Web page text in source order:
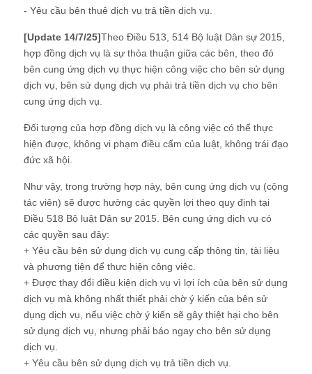
- Yêu cầu bên thuê dịch vụ trả tiền dịch vụ.
[Update 14/7/25]Theo Điều 513, 514 Bộ luật Dân sự 2015,
hợp đồng dịch vụ là sự thỏa thuận giữa các bên, theo đó
bên cung ứng dịch vụ thực hiện công việc cho bên sử dụng
dịch vụ, bên sử dụng dịch vụ phải trả tiền dịch vụ cho bên
cung ứng dịch vụ.
Đối tượng của hợp đồng dịch vụ là công việc có thể thực
hiện được, không vi phạm điều cấm của luật, không trái đạo
đức xã hội.
Như vậy, trong trường hợp này, bên cung ứng dịch vụ (cộng
tác viên) sẽ được hưởng các quyền lợi theo quy định tại
Điều 518 Bộ luật Dân sự 2015. Bên cung ứng dịch vụ có
các quyền sau đây:
+ Yêu cầu bên sử dụng dịch vụ cung cấp thông tin, tài liệu
và phương tiện để thực hiện công việc.
+ Được thay đổi điều kiện dịch vụ vì lợi ích của bên sử dụng
dịch vụ mà không nhất thiết phải chờ ý kiến của bên sử
dụng dịch vụ, nếu việc chờ ý kiến sẽ gây thiệt hại cho bên
sử dụng dịch vụ, nhưng phải báo ngay cho bên sử dụng
dịch vụ.
+ Yêu cầu bên sử dụng dịch vụ trả tiền dịch vụ.